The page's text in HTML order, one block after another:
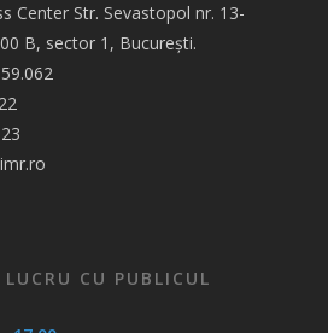
Center Str. Sevastopol nr. 13-
B, sector 1, București.
CU PUBLICUL